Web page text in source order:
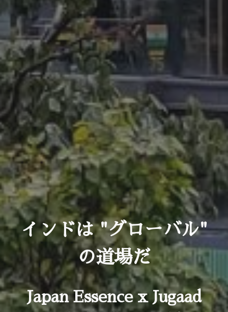
インドは "グローバル"
の道場だ
Japan Essence x Jugaad